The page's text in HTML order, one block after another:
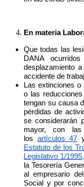
En materia
Que todas las
DANA
desplazamiento
accidente de
Las extinciones o
o las
tengan su causa
pérdidas de
se considerarán
mayor, con
los artículos 47
Estatuto de los
Legislativo 1/
la Tesorería
al empresario
Social y por